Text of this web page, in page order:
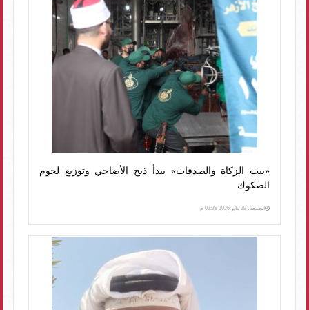
«بيت الزكاة والصدقات» يبدأ ذبح الأضاحي وتوزيع لحوم
الصكوك
الجمعة، 29 مايو 2026 03:38 م